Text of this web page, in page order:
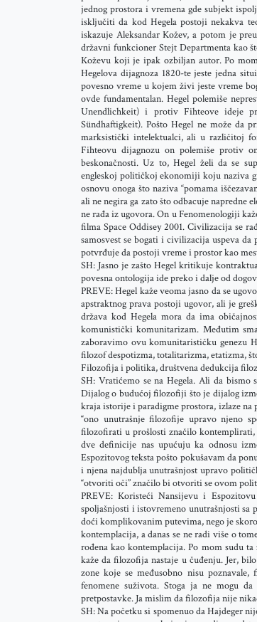
jednog prostora i vremena gde subjekt
isključiti da kod Hegela postoji nekakva
iskazuje Aleksandar Kožev, a potom je
državni funkcioner Stejt Departmenta kao
Koževu koji je ipak ozbiljan autor. Po
Hegelova dijagnoza 1820-te jeste jedna
povesno vreme u kojem živi jeste vreme
ovde fundamentalan. Hegel polemiše
Unendlichkeit) i protiv Fihteove ideje
Sündhaftigkeit). Pošto Hegel ne može da
marksistički intelektualci, ali u različitoj
Fihteovu dijagnozu on polemiše protiv
beskonačnosti. Uz to, Hegel želi da se
engleskoj političkoj ekonomiji koju naziva
osnovu onoga što naziva “pomama
ali ne negira ga zato što odbacuje
ne rađa iz ugovora. On u Fenomenologiji
filma Space Oddisey 2001. Civilizacija se
samosvest se bogati i civilizacija uspeva
potvrđuje da postoji vreme i prostor kao
SH: Jasno je zašto Hegel kritikuje
povesna ontologija ide preko i dalje od
PREVE: Hegel kaže veoma jasno da se
apstraktnog prava postoji ugovor, ali je
država kod Hegela mora da ima
komunistički komunitarizam. Međutim
zaboravimo ovu komunitarističku genezu
filozof despotizma, totalitarizma, etatizma,
Filozofija i politika, društvena dedukcija
SH: Vratićemo se na Hegela. Ali da
Dijalog o budućoj filozofiji što je dijalog
kraja istorije i paradigme prostora, izlaze
“ono unutrašnje filozofije upravo njeno
filozofirati u prošlosti značilo kontemplirati,
dve definicije nas upućuju ka odnosu
Espozitovog teksta pošto pokušavam da
i njena najdublja unutrašnjost upravo
“otvoriti oči” značilo bi otvoriti se ovom
PREVE: Koristeći Nansijevu i
spoljašnjosti i istovremeno unutrašnjosti sa
doći komplikovanim putevima, nego je
kontemplacija, a danas se ne radi više o
rođena kao kontemplacija. Po mom sudu
kaže da filozofija nastaje u čuđenju. Jer,
zone koje se međusobno nisu
fenomene suživota. Stoga ja ne mogu
pretpostavke. Ja mislim da filozofija nije
SH: Na početku si spomenuo da Hajdeger